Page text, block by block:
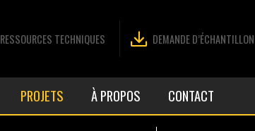
RESSOURCES TECHNIQUES DEMANDE D’ÉCHANTILLON
PROJETS À PROPOS CONTACT